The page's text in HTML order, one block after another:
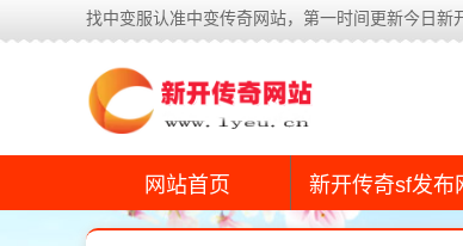
找中变服认准中变传奇网站，第一时间更新今日新
网站首页 新开传奇sf发布